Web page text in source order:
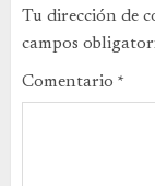
Tu dirección de
campos
Comentario *